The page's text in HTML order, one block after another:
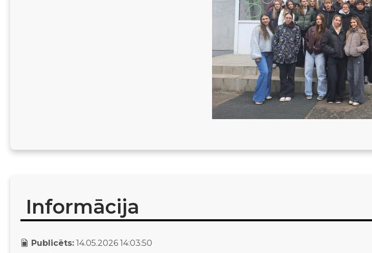
Informācija
Publicēts: 14.05.2026 14:03:50